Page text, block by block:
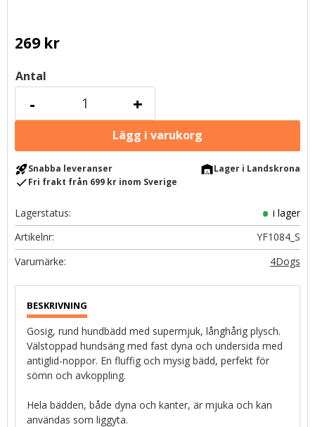
269kr
Antal
+
-
rocket_launchSnabba leveranser warehouseLager i Landskrona
checkFri frakt från 699 kr inom Sverige
Lagerstatus
i lager
Artikelnr
YF1084_S
4Dogs
Gosig, rund hundbädd med supermjuk, långhårig plysch.
Välstoppad hundsäng med fast dyna och undersida med
antiglid-noppor. En fluffig och mysig bädd, perfekt för
sömn och avkoppling.
Hela bädden, både dyna och kanter, är mjuka och kan
användas som liggyta.